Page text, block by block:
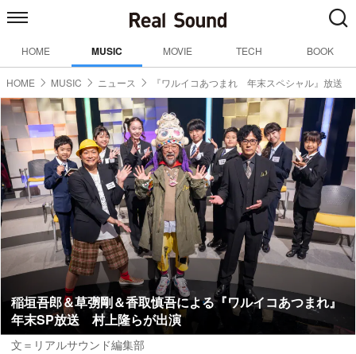
HOME MUSIC MOVIE TECH BOOK
HOME MUSIC ニュース 『ワルイコあつまれ 年末スペシャル』放送
稲垣吾郎＆草彅剛＆香取慎吾による『ワルイコあつまれ』
年末SP放送 村上隆らが出演
文＝リアルサウンド編集部